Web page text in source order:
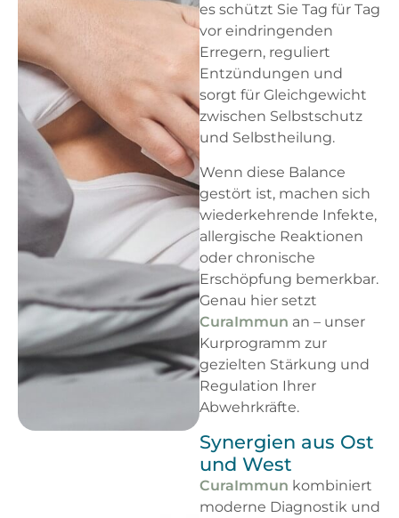
es schützt Sie Tag für Tag
vor eindringenden
Erregern, reguliert
Entzündungen und
sorgt für Gleichgewicht
zwischen Selbstschutz
und Selbstheilung.
Wenn diese Balance
gestört ist, machen sich
wiederkehrende Infekte,
allergische Reaktionen
oder chronische
Erschöpfung bemerkbar.
Genau hier setzt
CuraImmun an – unser
Kurprogramm zur
gezielten Stärkung und
Regulation Ihrer
Abwehrkräfte.
Synergien aus Ost
und West
CuraImmun kombiniert
moderne Diagnostik und